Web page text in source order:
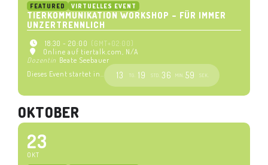
FEATURED VIRTUELLES EVENT
TIERKOMMUNIKATION WORKSHOP – FÜR IMMER
UNZERTRENNLICH
18:30 - 20:00 (GMT+02:00)
Online auf tiertalk.com, N/A
Dozentin Beate Seebauer
Dieses Event startet in..
13 TG. 19 STD. 36 MIN. 58 SEK.
OKTOBER
23
OKT